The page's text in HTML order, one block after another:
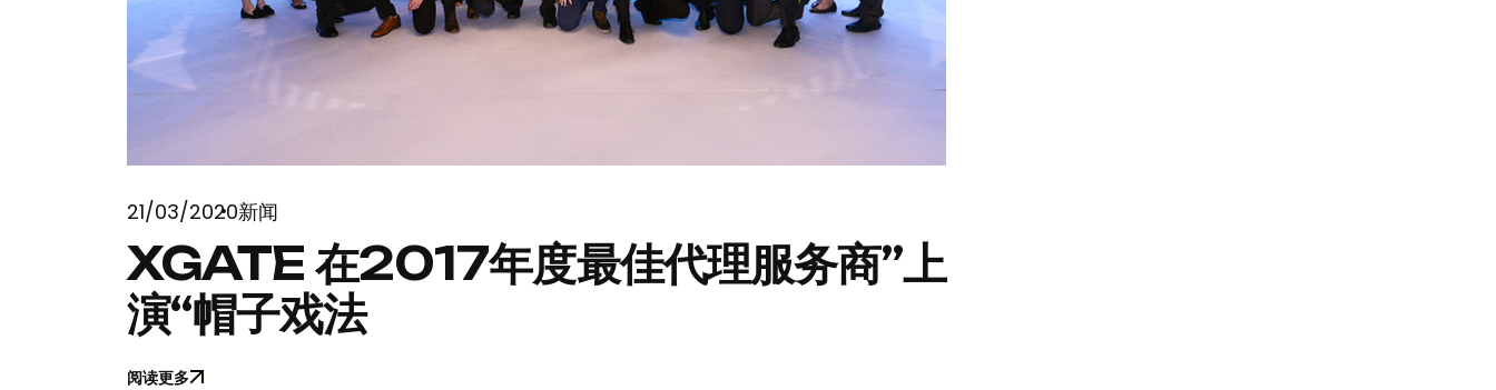
21/03/2020新闻
XGATE 在2017年度最佳代理服务商”上
演“帽子戏法
阅读更多